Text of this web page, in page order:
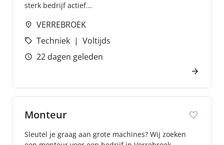
sterk bedrijf actief...
VERREBROEK
Techniek
Voltijds
22 dagen geleden
Monteur
Sleutel je graag aan grote machines? Wij zoeken